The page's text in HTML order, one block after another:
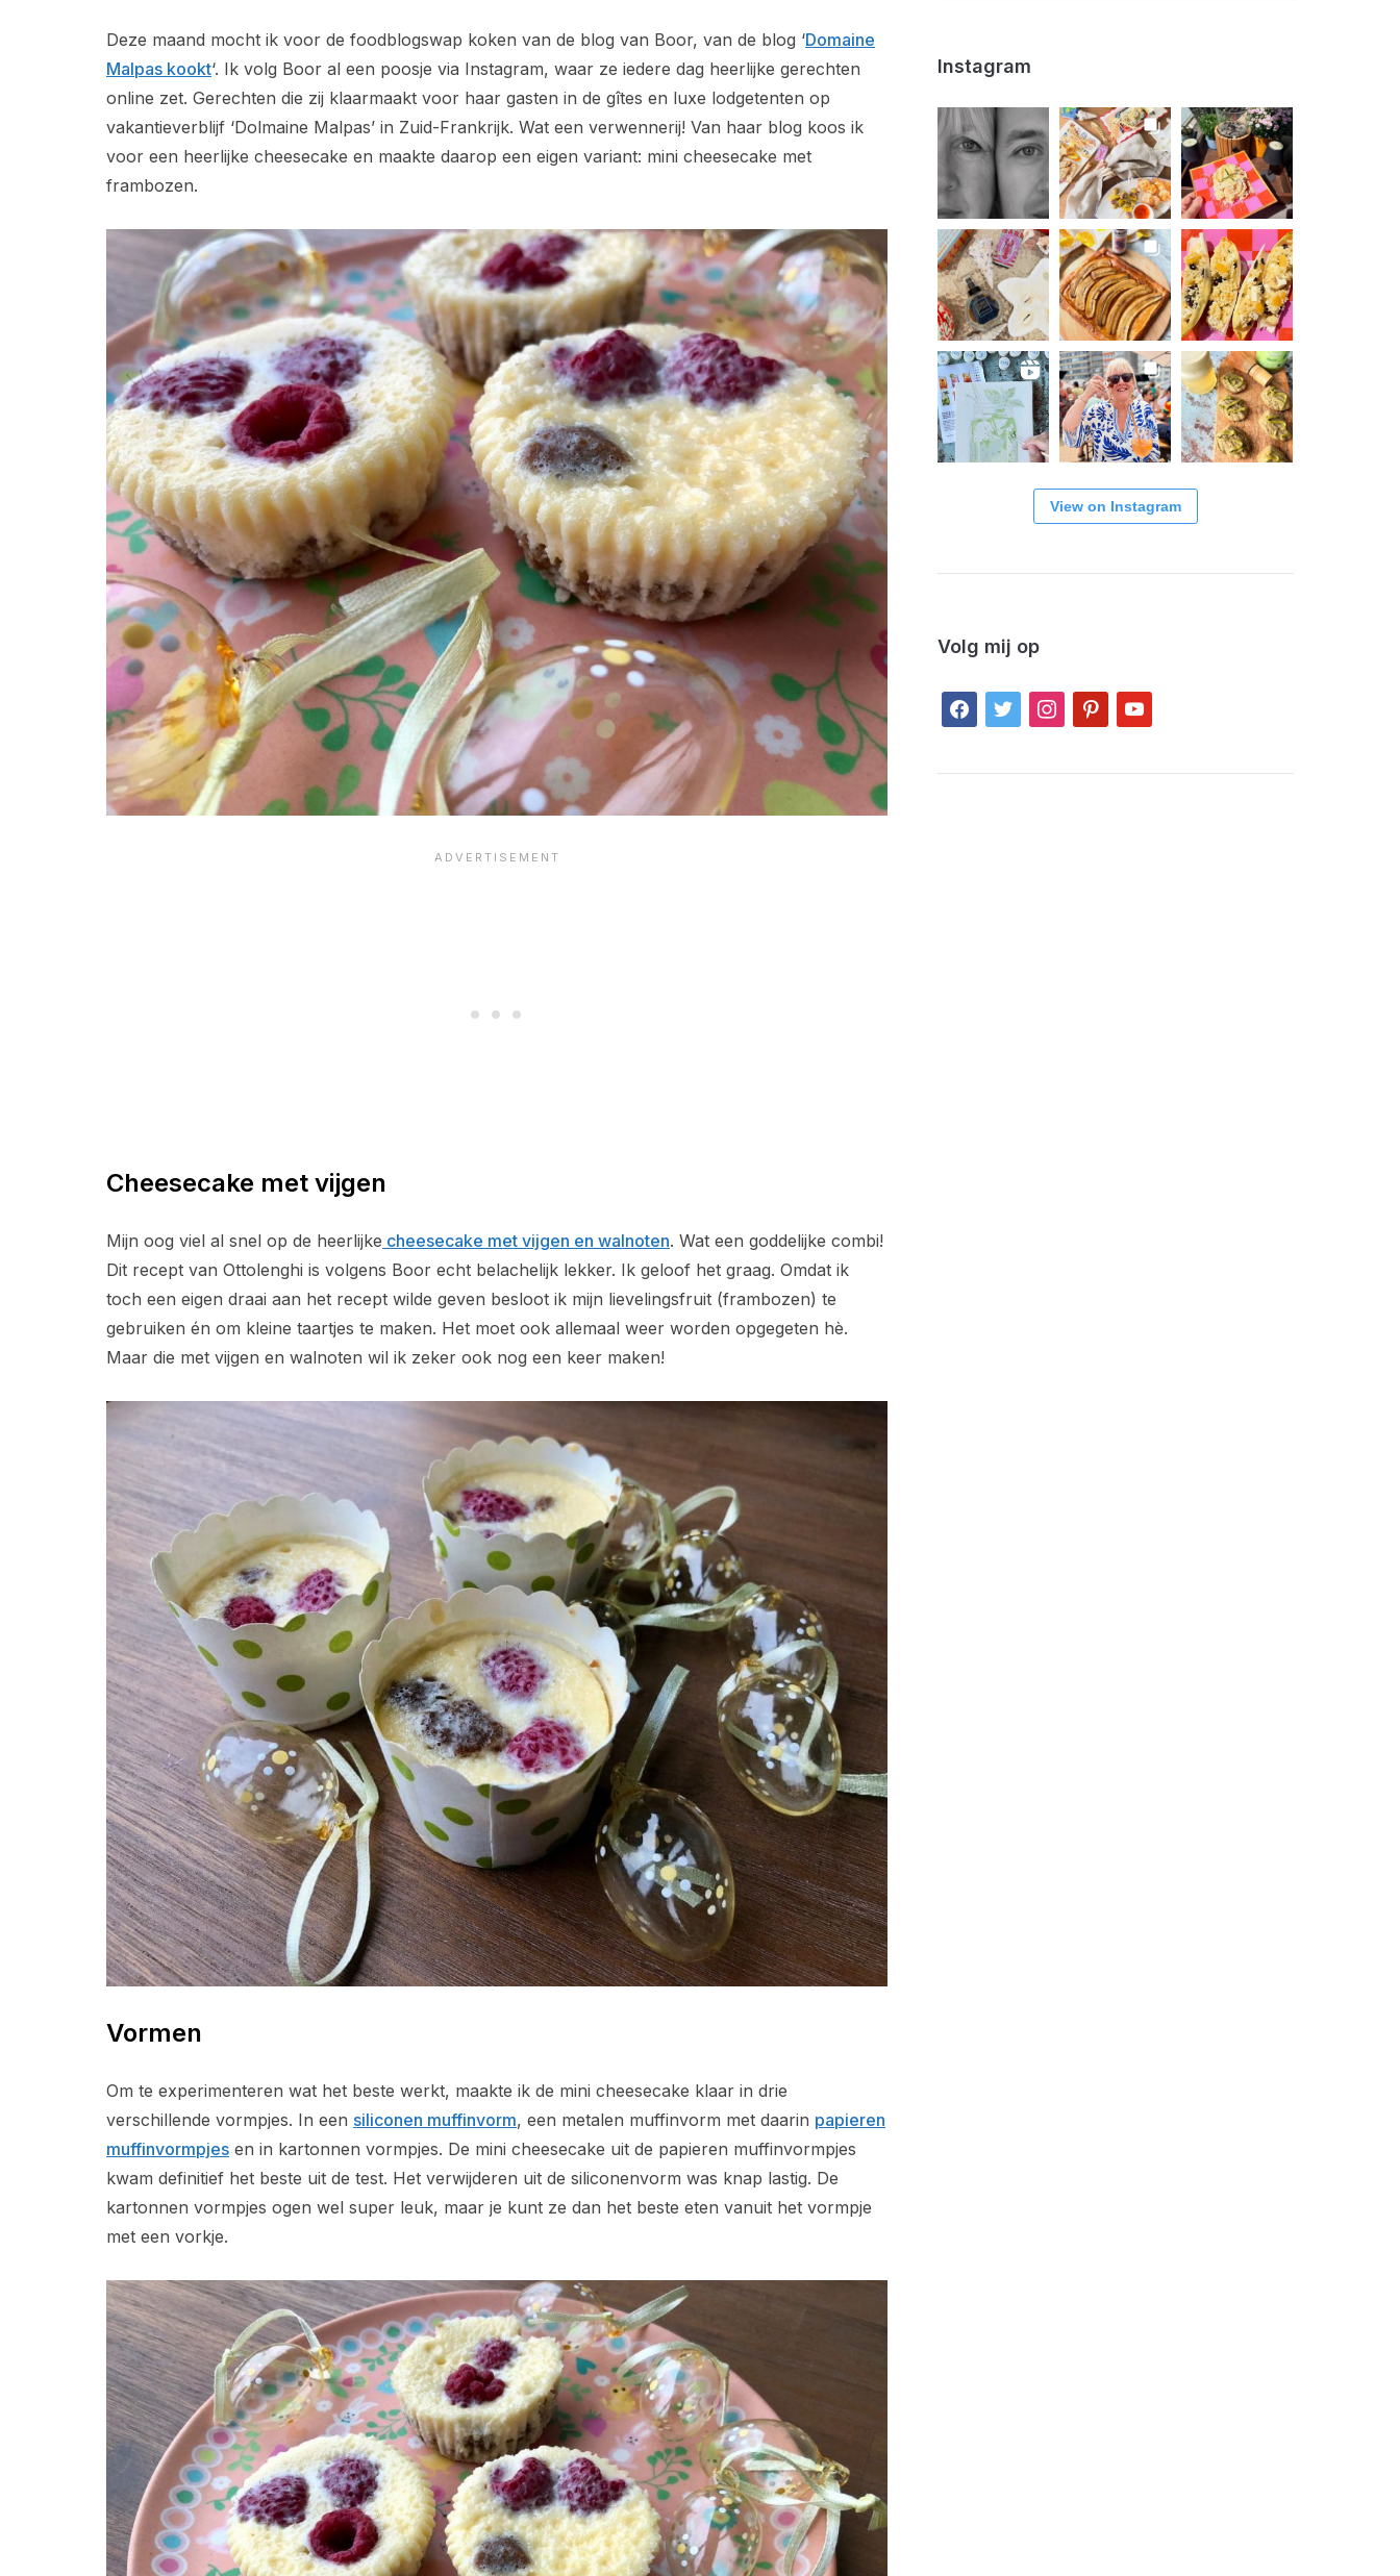
Deze maand mocht ik voor de foodblogswap koken van de blog van Boor, van de blog ‘Domaine
Malpas kookt‘. Ik volg Boor al een poosje via Instagram, waar ze iedere dag heerlijke gerechten
online zet. Gerechten die zij klaarmaakt voor haar gasten in de gîtes en luxe lodgetenten op
vakantieverblijf ‘Dolmaine Malpas’ in Zuid-Frankrijk. Wat een verwennerij! Van haar blog koos ik
voor een heerlijke cheesecake en maakte daarop een eigen variant: mini cheesecake met
frambozen.
Cheesecake met vijgen
Mijn oog viel al snel op de heerlijke cheesecake met vijgen en walnoten. Wat een goddelijke combi!
Dit recept van Ottolenghi is volgens Boor echt belachelijk lekker. Ik geloof het graag. Omdat ik
toch een eigen draai aan het recept wilde geven besloot ik mijn lievelingsfruit (frambozen) te
gebruiken én om kleine taartjes te maken. Het moet ook allemaal weer worden opgegeten hè.
Maar die met vijgen en walnoten wil ik zeker ook nog een keer maken!
Vormen
Om te experimenteren wat het beste werkt, maakte ik de mini cheesecake klaar in drie
verschillende vormpjes. In een siliconen muffinvorm, een metalen muffinvorm met daarin papieren
muffinvormpjes en in kartonnen vormpjes. De mini cheesecake uit de papieren muffinvormpjes
kwam definitief het beste uit de test. Het verwijderen uit de siliconenvorm was knap lastig. De
kartonnen vormpjes ogen wel super leuk, maar je kunt ze dan het beste eten vanuit het vormpje
met een vorkje.
Instagram
View on Instagram
Volg mij op
facebook
twitter instagrampinterestyoutube